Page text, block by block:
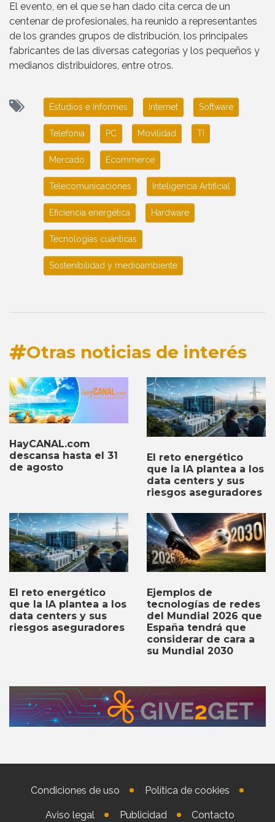
El evento, en el que se han dado cita cerca de un
centenar de profesionales, ha reunido a representantes
de los grandes grupos de distribución, los principales
fabricantes de las diversas categorías y los pequeños y
medianos distribuidores, entre otros.
Estudios e Informes Internet Software
Telefonia PC Movilidad TI
Mercado Ecommerce
Telecomunicaciones Inteligencia Artificial
Eficiencia energética Hardware
Tecnologías cuánticas
Sostenibilidad y medioambiente
Otras noticias de interés
HayCANAL.com
descansa hasta el 31
de agosto
El reto energético
que la IA plantea a los
data centers y sus
riesgos aseguradores
El reto energético
que la IA plantea a los
data centers y sus
riesgos aseguradores
Ejemplos de
tecnologías de redes
del Mundial 2026 que
España tendrá que
considerar de cara a
su Mundial 2030
Condiciones de uso Política de cookies
Aviso legal Publicidad Contacto